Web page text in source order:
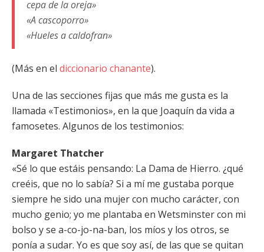
cepa de la oreja»
«A cascoporro»
«Hueles a caldofran»
(Más en el diccionario chanante).
Una de las secciones fijas que más me gusta es la
llamada «Testimonios», en la que Joaquín da vida a
famosetes. Algunos de los testimonios:
Margaret Thatcher
«Sé lo que estáis pensando: La Dama de Hierro. ¿qué
creéis, que no lo sabía? Si a mí me gustaba porque
siempre he sido una mujer con mucho carácter, con
mucho genio; yo me plantaba en Wetsminster con mi
bolso y se a-co-jo-na-ban, los míos y los otros, se
ponía a sudar. Yo es que soy así, de las que se quitan